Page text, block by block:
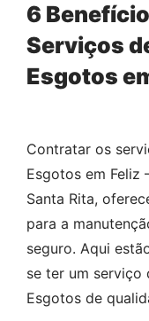
6
Serviços
Esgotos
Contratar os
Esgotos em Feliz
Santa Rita,
para a
seguro. Aqui
se ter um serviço
Esgotos de